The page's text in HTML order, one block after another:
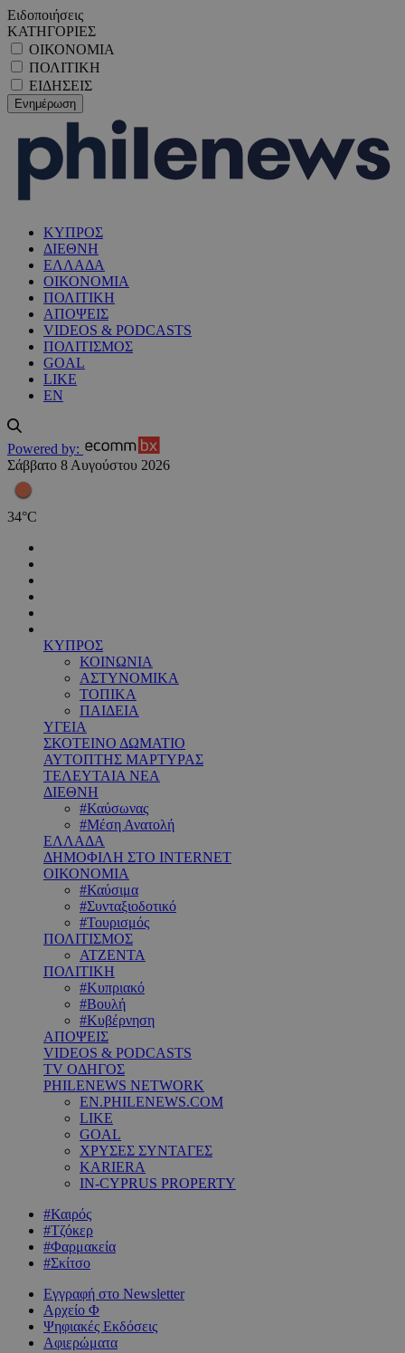
Ειδοποιήσεις
ΚΑΤΗΓΟΡΙΕΣ
ΟΙΚΟΝΟΜΙΑ
ΠΟΛΙΤΙΚΗ
ΕΙΔΗΣΕΙΣ
ΚΥΠΡΟΣ
ΔΙΕΘΝΗ
ΕΛΛΑΔΑ
ΟΙΚΟΝΟΜΙΑ
ΠΟΛΙΤΙΚΗ
ΑΠΟΨΕΙΣ
VIDEOS & PODCASTS
ΠΟΛΙΤΙΣΜΟΣ
GOAL
LIKE
EN
Powered by:
Σάββατο 8 Αυγούστου 2026
34°C
ΚΥΠΡΟΣ
ΚΟΙΝΩΝΙΑ
ΑΣΤΥΝΟΜΙΚΑ
ΤΟΠΙΚΑ
ΠΑΙΔΕΙΑ
ΥΓΕΙΑ
ΣΚΟΤΕΙΝΟ ΔΩΜΑΤΙΟ
ΑΥΤΟΠΤΗΣ ΜΑΡΤΥΡΑΣ
ΤΕΛΕΥΤΑΙΑ ΝΕΑ
ΔΙΕΘΝΗ
#Καύσωνας
#Μέση Ανατολή
ΕΛΛΑΔΑ
ΔΗΜΟΦΙΛΗ ΣΤΟ INTERNET
ΟΙΚΟΝΟΜΙΑ
#Καύσιμα
#Συνταξιοδοτικό
#Τουρισμός
ΠΟΛΙΤΙΣΜΟΣ
ΑΤΖΕΝΤΑ
ΠΟΛΙΤΙΚΗ
#Κυπριακό
#Βουλή
#Κυβέρνηση
ΑΠΟΨΕΙΣ
VIDEOS & PODCASTS
TV ΟΔΗΓΟΣ
PHILENEWS NETWORK
EN.PHILENEWS.COM
LIKE
GOAL
ΧΡΥΣΕΣ ΣΥΝΤΑΓΕΣ
KARIERA
IN-CYPRUS PROPERTY
#Καιρός
#Τζόκερ
#Φαρμακεία
#Σκίτσο
Εγγραφή στο Newsletter
Αρχείο Φ
Ψηφιακές Εκδόσεις
Αφιερώματα